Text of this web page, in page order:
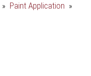
» Paint Application »